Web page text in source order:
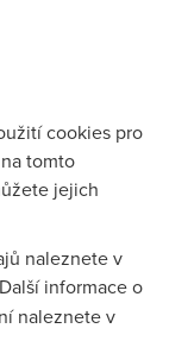
A
mají hlavně v
cookies pro
tomto
jejich
naleznete v
informace o
naleznete v